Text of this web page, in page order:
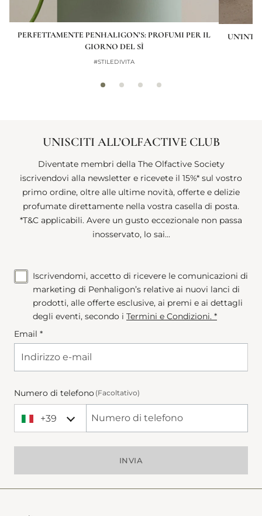
PERFETTAMENTE PENHALIGON’S: PROFUMI PER IL
GIORNO DEL SÌ
#STILEDIVITA
UNISCITI ALL’OLFACTIVE CLUB
Diventate membri della The Olfactive Society
iscrivendovi alla newsletter e ricevete il 15%* sul vostro
primo ordine, oltre alle ultime novità, offerte e delizie
profumate direttamente nella vostra casella di posta.
*T&C applicabili. Avere un gusto eccezionale non passa
inosservato, lo sai...
Iscrivendomi, accetto di ricevere le comunicazioni di
marketing di Penhaligon’s relative ai nuovi lanci di
prodotti, alle offerte esclusive, ai premi e ai dettagli
degli eventi, secondo i Termini e Condizioni. *
Email *
Numero di telefono (Facoltativo)
+39
+39 Italy (Italia)
Phone Number
INVIA